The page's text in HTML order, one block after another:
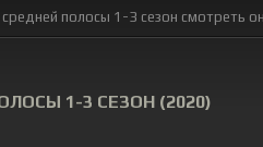
полосы 1-3 сезон смотреть
1-3 СЕЗОН (2020)